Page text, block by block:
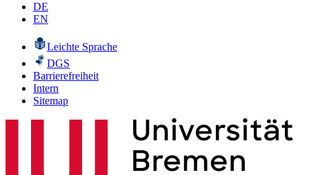
DE
EN
Leichte Sprache
DGS
Barrierefreiheit
Intern
Sitemap